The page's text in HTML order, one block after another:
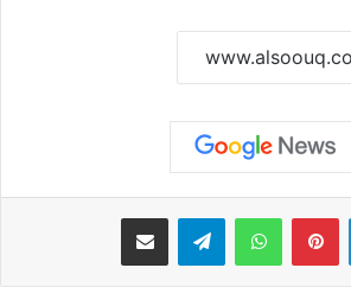
لينكدإن بينتيريستواتساب تيلقرام مشاركة عبر البريد